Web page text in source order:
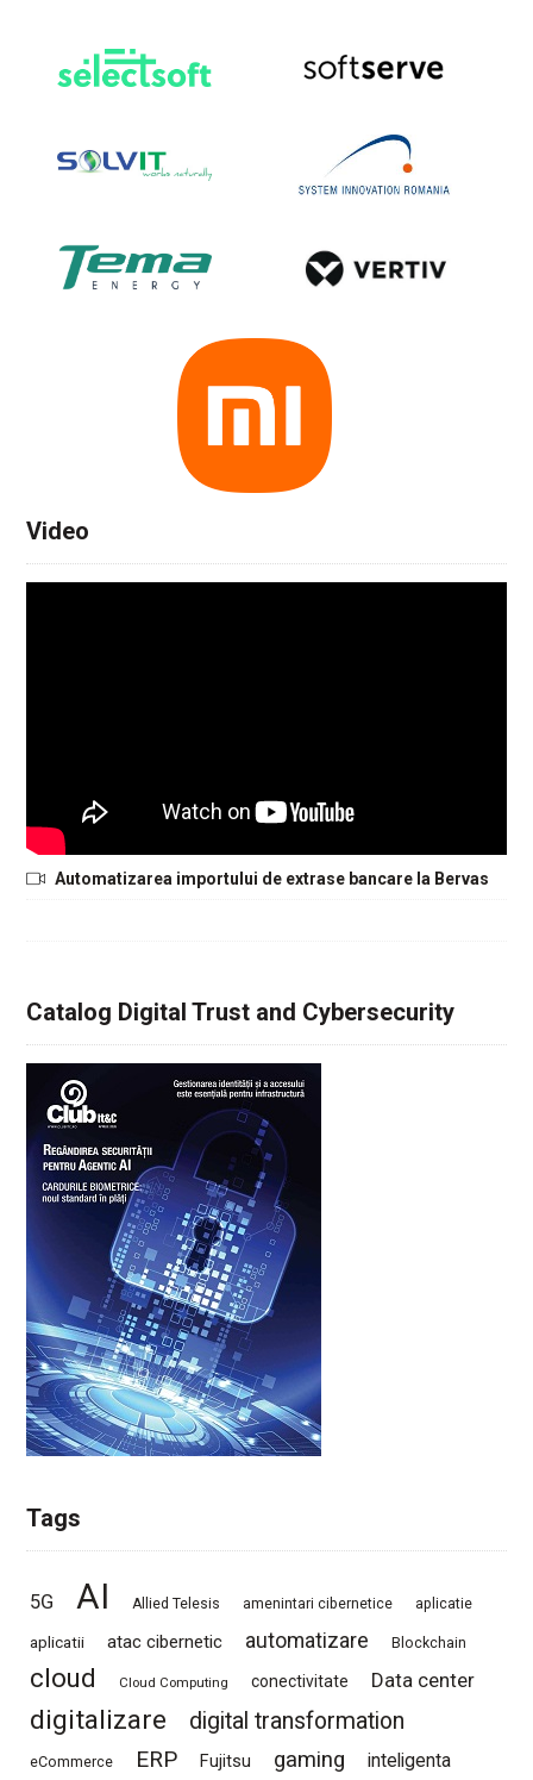
Video
Automatizarea importului de extrase bancare la Bervas
Catalog Digital Trust and Cybersecurity
Tags
5G AI Allied Telesis amenintari cibernetice aplicatie
aplicatii atac cibernetic automatizare Blockchain
cloud Cloud Computing conectivitate Data center
digitalizare digital transformation
eCommerce ERP Fujitsu gaming
inteligenta